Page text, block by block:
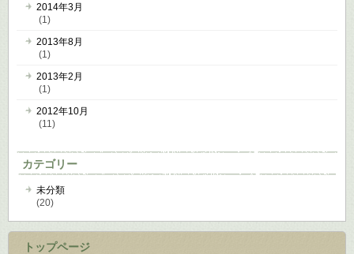
2014年3月
(1)
2013年8月
(1)
2013年2月
(1)
2012年10月
(11)
カテゴリー
未分類
(20)
トップページ